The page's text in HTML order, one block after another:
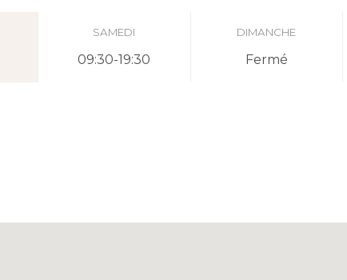
SAMEDI
09:30-19:30
DIMANCHE
Fermé